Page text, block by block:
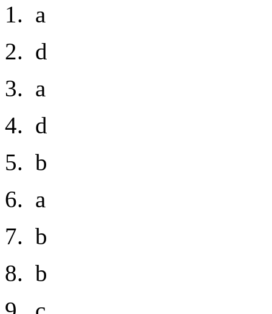
1. a
2. d
3. a
4. d
5. b
6. a
7. b
8. b